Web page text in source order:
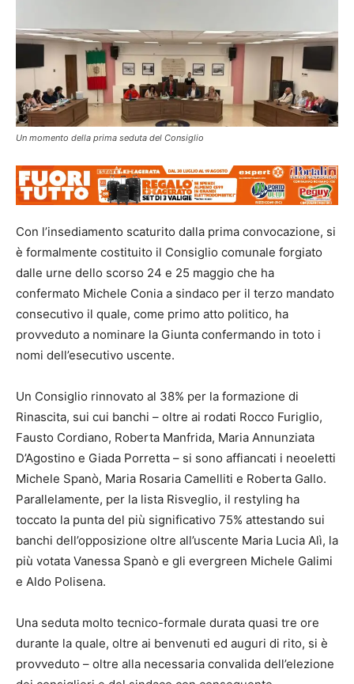
Un momento della prima seduta del Consiglio
Con l’insediamento scaturito dalla prima convocazione, si
è formalmente costituito il Consiglio comunale forgiato
dalle urne dello scorso 24 e 25 maggio che ha
confermato Michele Conia a sindaco per il terzo mandato
consecutivo il quale, come primo atto politico, ha
provveduto a nominare la Giunta confermando in toto i
nomi dell’esecutivo uscente.
Un Consiglio rinnovato al 38% per la formazione di
Rinascita, sui cui banchi – oltre ai rodati Rocco Furiglio,
Fausto Cordiano, Roberta Manfrida, Maria Annunziata
D’Agostino e Giada Porretta – si sono affiancati i neoeletti
Michele Spanò, Maria Rosaria Camelliti e Roberta Gallo.
Parallelamente, per la lista Risveglio, il restyling ha
toccato la punta del più significativo 75% attestando sui
banchi dell’opposizione oltre all’uscente Maria Lucia Alì, la
più votata Vanessa Spanò e gli evergreen Michele Galimi
e Aldo Polisena.
Una seduta molto tecnico-formale durata quasi tre ore
durante la quale, oltre ai benvenuti ed auguri di rito, si è
provveduto – oltre alla necessaria convalida dell’elezione